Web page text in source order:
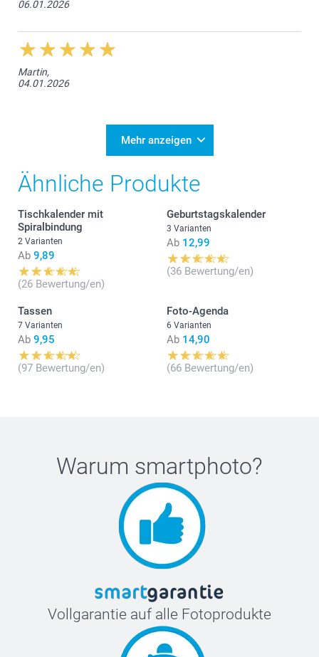
06.01.2026
Martin,
04.01.2026
Mehr anzeigen
Ähnliche Produkte
Tischkalender mit
Spiralbindung
2 Varianten
Ab 9,89
(26 Bewertung/en)
Geburtstagskalender
3 Varianten
Ab 12,99
(36 Bewertung/en)
Tassen
7 Varianten
Ab 9,95
(97 Bewertung/en)
Foto-Agenda
6 Varianten
Ab 14,90
(66 Bewertung/en)
Warum smartphoto?
Vollgarantie auf alle Fotoprodukte